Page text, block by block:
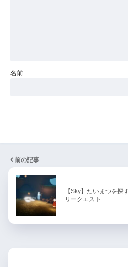
名前
前の記事
【Sky】たいまつを探
リークエスト…